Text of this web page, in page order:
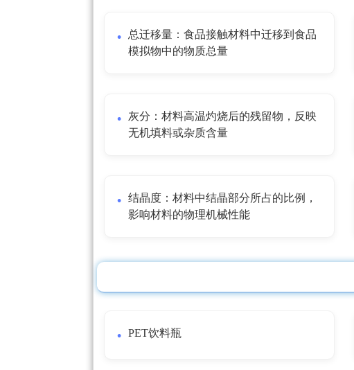
总迁移量：食品接触材料中迁移到食品
模拟物中的物质总量
灰分：材料高温灼烧后的残留物，反映
无机填料或杂质含量
结晶度：材料中结晶部分所占的比例，
影响材料的物理机械性能
PET饮料瓶